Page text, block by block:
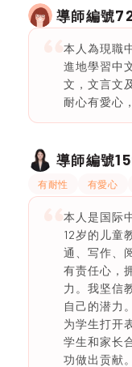
導師編號
本人為現職
進地學習中
文，文言文
耐心有愛心
導師編號
有耐性 有愛心
本人是国际
12岁的儿童
通、写作、
有责任心，
力。我坚信
自己的潜力
为学生打开
学生和家长
功做出贡献